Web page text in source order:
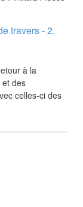
travers - 2.
à la
et des
celles-ci des